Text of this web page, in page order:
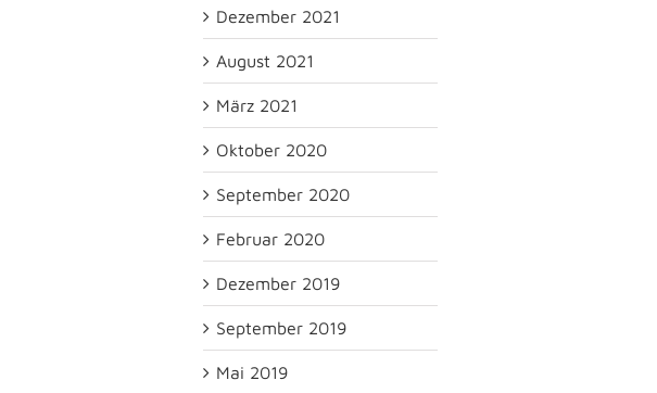
Dezember 2021
August 2021
März 2021
Oktober 2020
September 2020
Februar 2020
Dezember 2019
September 2019
Mai 2019